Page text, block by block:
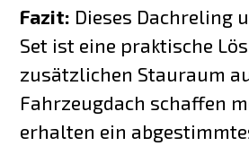
Fazit: Dieses Dachreling
Set ist eine praktische
zusätzlichen Stauraum
Fahrzeugdach schaffen
erhalten ein